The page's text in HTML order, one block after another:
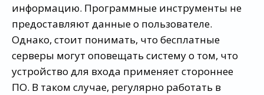
информацию. Программные инструменты не
предоставляют данные о пользователе.
Однако, стоит понимать, что бесплатные
серверы могут оповещать систему о том, что
устройство для входа применяет стороннее
ПО. В таком случае, регулярно работать в